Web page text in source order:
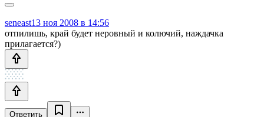
seneast13 ноя 2008 в 14:56
отпилишь, край будет неровный и колючий, наждачка
прилагается?)
Ответить